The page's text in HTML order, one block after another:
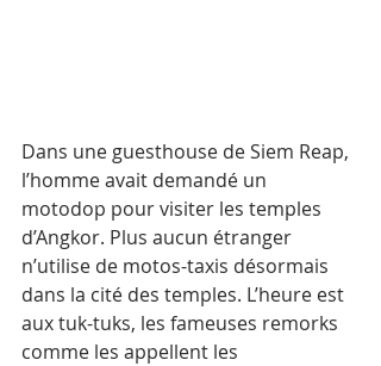
Dans une guesthouse de Siem Reap,
l’homme avait demandé un
motodop pour visiter les temples
d’Angkor. Plus aucun étranger
n’utilise de motos-taxis désormais
dans la cité des temples. L’heure est
aux tuk-tuks, les fameuses remorks
comme les appellent les